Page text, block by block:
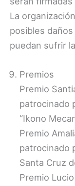
La
posibles daños
puedan sufrir
Premios
Premio
patrocinado
“Ikono
Premio
patrocinado
Santa Cruz
Premio